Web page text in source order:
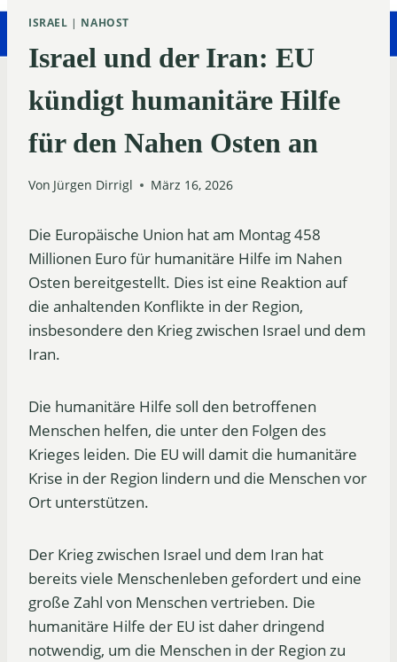
ISRAEL | NAHOST
Israel und der Iran: EU
kündigt humanitäre Hilfe
für den Nahen Osten an
Von Jürgen Dirrigl März 16, 2026
Die Europäische Union hat am Montag 458
Millionen Euro für humanitäre Hilfe im Nahen
Osten bereitgestellt. Dies ist eine Reaktion auf
die anhaltenden Konflikte in der Region,
insbesondere den Krieg zwischen Israel und dem
Iran.
Die humanitäre Hilfe soll den betroffenen
Menschen helfen, die unter den Folgen des
Krieges leiden. Die EU will damit die humanitäre
Krise in der Region lindern und die Menschen vor
Ort unterstützen.
Der Krieg zwischen Israel und dem Iran hat
bereits viele Menschenleben gefordert und eine
große Zahl von Menschen vertrieben. Die
humanitäre Hilfe der EU ist daher dringend
notwendig, um die Menschen in der Region zu